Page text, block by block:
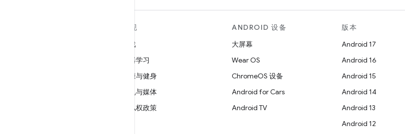
发现
游戏
机器学习
健康与健身
相机与媒体
隐私权政策
ANDROID 设备
大屏幕
Wear OS
ChromeOS 设备
Android for Cars
Android TV
版本
Android 17
Android 16
Android 15
Android 14
Android 13
Android 12